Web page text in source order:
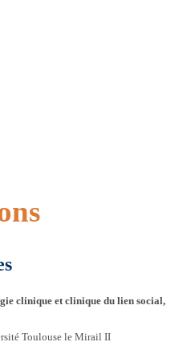
clinique et clinique du lien social,
Toulouse le Mirail II